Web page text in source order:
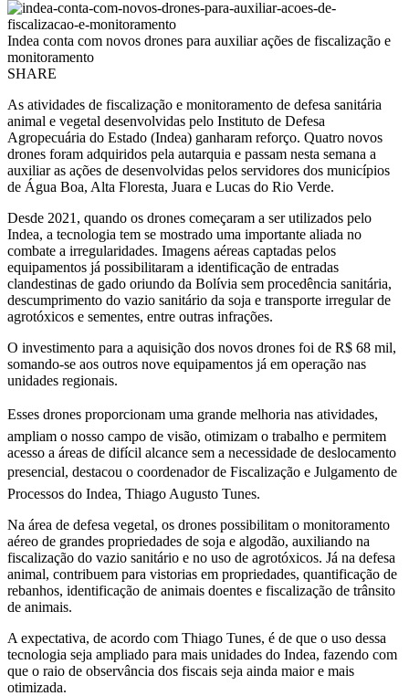
Indea conta com novos drones para auxiliar ações de fiscalização e
monitoramento
SHARE
As atividades de fiscalização e monitoramento de defesa sanitária
animal e vegetal desenvolvidas pelo Instituto de Defesa
Agropecuária do Estado (Indea) ganharam reforço. Quatro novos
drones foram adquiridos pela autarquia e passam nesta semana a
auxiliar as ações de desenvolvidas pelos servidores dos municípios
de Água Boa, Alta Floresta, Juara e Lucas do Rio Verde.
Desde 2021, quando os drones começaram a ser utilizados pelo
Indea, a tecnologia tem se mostrado uma importante aliada no
combate a irregularidades. Imagens aéreas captadas pelos
equipamentos já possibilitaram a identificação de entradas
clandestinas de gado oriundo da Bolívia sem procedência sanitária,
descumprimento do vazio sanitário da soja e transporte irregular de
agrotóxicos e sementes, entre outras infrações.
O investimento para a aquisição dos novos drones foi de R$ 68 mil,
somando-se aos outros nove equipamentos já em operação nas
unidades regionais.
Esses drones proporcionam uma grande melhoria nas atividades,
ampliam o nosso campo de visão, otimizam o trabalho e permitem
acesso a áreas de difícil alcance sem a necessidade de deslocamento
presencial, destacou o coordenador de Fiscalização e Julgamento de
Processos do Indea, Thiago Augusto Tunes.
Na área de defesa vegetal, os drones possibilitam o monitoramento
aéreo de grandes propriedades de soja e algodão, auxiliando na
fiscalização do vazio sanitário e no uso de agrotóxicos. Já na defesa
animal, contribuem para vistorias em propriedades, quantificação de
rebanhos, identificação de animais doentes e fiscalização de trânsito
de animais.
A expectativa, de acordo com Thiago Tunes, é de que o uso dessa
tecnologia seja ampliado para mais unidades do Indea, fazendo com
que o raio de observância dos fiscais seja ainda maior e mais
otimizada.